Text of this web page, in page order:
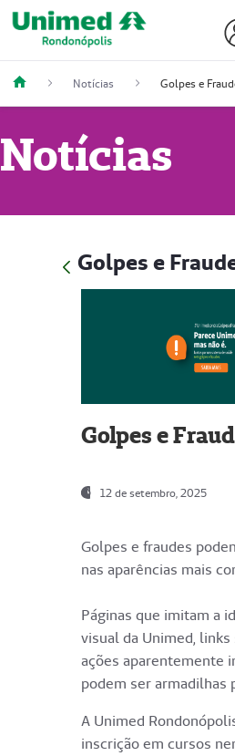
Notícias Golpes e
Notícias
Golpes e
Golpes e
12 de setembro, 2025
Golpes e fraudes
nas aparências mais
Páginas que imitam a
visual da Unimed,
ações aparentemente
podem ser armadilhas
A Unimed
inscrição em cursos